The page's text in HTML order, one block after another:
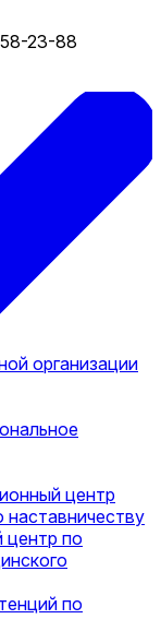
23-88
организации
центр
наставничеству
центр по
по